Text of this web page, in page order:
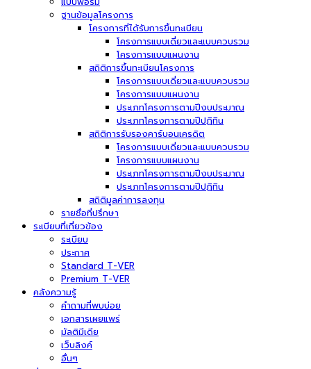
ฐานข้อมูลโครงการ
โครงการที่ได้รับการขึ้นทะเบียน
โครงการแบบเดี่ยวและแบบควบรวม
โครงการแบบแผนงาน
สถิติการขึ้นทะเบียนโครงการ
โครงการแบบเดี่ยวและแบบควบรวม
โครงการแบบแผนงาน
ประเภทโครงการตามปีงบประมาณ
ประเภทโครงการตามปีปฏิทิน
สถิติการรับรองคาร์บอนเครดิต
โครงการแบบเดี่ยวและแบบควบรวม
โครงการแบบแผนงาน
ประเภทโครงการตามปีงบประมาณ
ประเภทโครงการตามปีปฏิทิน
สถิติมูลค่าการลงทุน
รายชื่อที่ปรึกษา
ระเบียบที่เกี่ยวข้อง
ระเบียบ
ประกาศ
Standard T-VER
Premium T-VER
คลังความรู้
คำถามที่พบบ่อย
เอกสารเผยแพร่
มัลติมีเดีย
เว็บลิงค์
อื่นๆ